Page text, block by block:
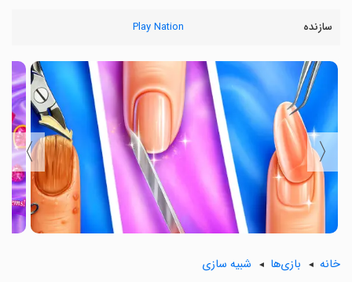
سازنده Play Nation
〈
〉
خانه بازی‌ها شبیه سازی